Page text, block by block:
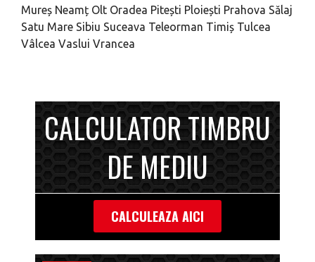
Mureș Neamț Olt Oradea Pitești Ploiești Prahova Sălaj
Satu Mare Sibiu Suceava Teleorman Timiș Tulcea
Vâlcea Vaslui Vrancea
CALCULATOR TIMBRU
DE MEDIU
CALCULEAZA AICI